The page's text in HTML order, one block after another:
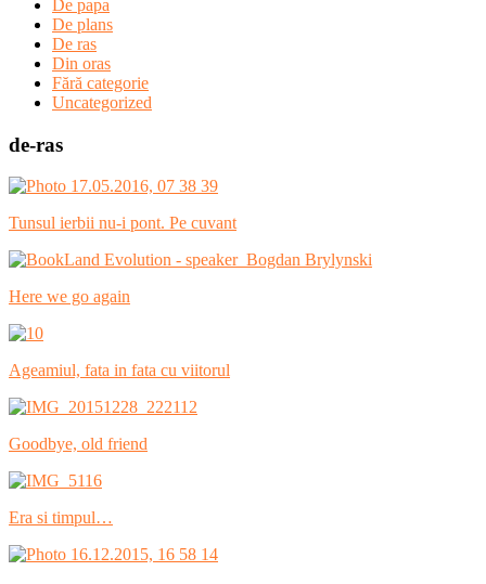
De papa
De plans
De ras
Din oras
Fără categorie
Uncategorized
de-ras
Tunsul ierbii nu-i pont. Pe cuvant
Here we go again
Ageamiul, fata in fata cu viitorul
Goodbye, old friend
Era si timpul…